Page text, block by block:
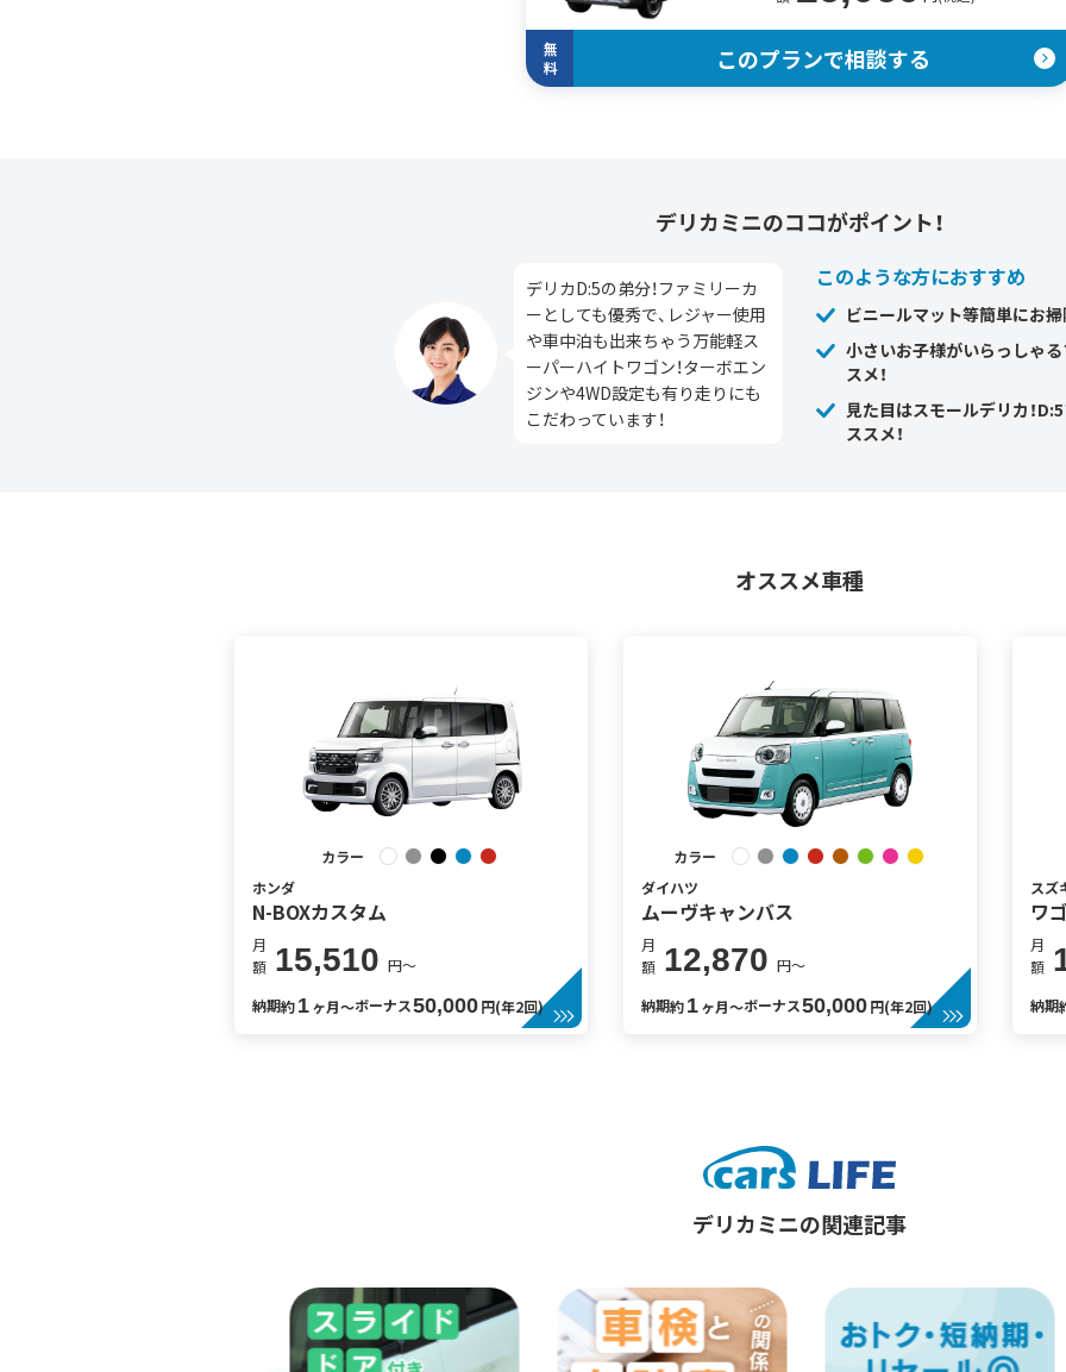
無
料
このプランで相談する
デリカミニのココがポイント！
デリカD:5の弟分！ファミリーカ
ーとしても優秀で、レジャー使用
や車中泊も出来ちゃう万能軽ス
ーパーハイトワゴン！ターボエン
ジンや4WD設定も有り走りにも
こだわっています！
このような方におすすめ
ビニールマット等簡単にお掃
小さいお子様がいらっしゃ
スメ！
見た目はスモールデリカ！
ススメ！
オススメ車種
カラー
ホンダ
N-BOXカスタム
月
額 15,510 円〜
納期約1ヶ月〜ボーナス50,000円(年2回)
カラー
ダイハツ
ムーヴキャンバス
月
額 12,870 円〜
納期約1ヶ月〜ボーナス50,000円(年2回)
スズ
ワ
月
額
納期
デリカミニの関連記事